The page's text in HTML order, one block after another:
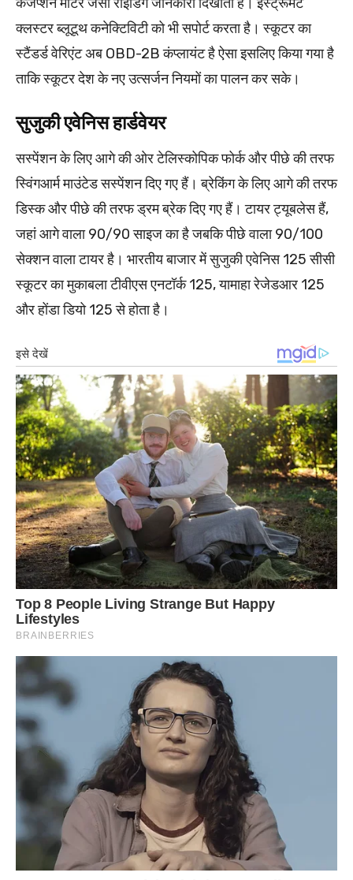
क्लस्टर ब्लूटूथ कनेक्टिविटी को भी सपोर्ट करता है। स्कूटर का
स्टैंडर्ड वेरिएंट अब OBD-2B कंप्लायंट है ऐसा इसलिए किया गया है
ताकि स्कूटर देश के नए उत्सर्जन नियमों का पालन कर सके।
सुजुकी एवेनिस हार्डवेयर
सस्पेंशन के लिए आगे की ओर टेलिस्कोपिक फोर्क और पीछे की तरफ
स्विंगआर्म माउंटेड सस्पेंशन दिए गए हैं। ब्रेकिंग के लिए आगे की तरफ
डिस्क और पीछे की तरफ ड्रम ब्रेक दिए गए हैं। टायर ट्यूबलेस हैं,
जहां आगे वाला 90/90 साइज का है जबकि पीछे वाला 90/100
सेक्शन वाला टायर है। भारतीय बाजार में सुजुकी एवेनिस 125 सीसी
स्कूटर का मुकाबला टीवीएस एनटॉर्क 125, यामाहा रेजेडआर 125
और होंडा डियो 125 से होता है।